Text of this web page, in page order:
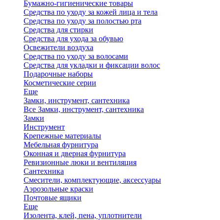
Бумажно-гигиенические товары
Средства по уходу за кожей лица и тела
Средства по уходу за полостью рта
Средства для стирки
Средства для ухода за обувью
Освежители воздуха
Средства по уходу за волосами
Средства для укладки и фиксации волос
Подарочные наборы
Косметические серии
Еще
Замки, инструмент, сантехника
Все Замки, инструмент, сантехника
Замки
Инструмент
Крепежные материалы
Мебельная фурнитура
Оконная и дверная фурнитура
Ревизионные люки и вентиляция
Сантехника
Смесители, комплектующие, аксессуары
Аэрозольные краски
Почтовые ящики
Еще
Изолента, клей, пена, уплотнители